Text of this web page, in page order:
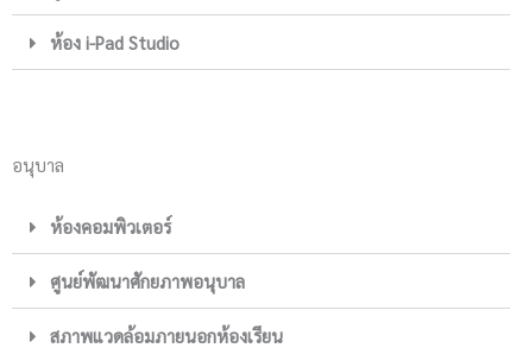
ห้อง i-Pad Studio
อนุบาล
ห้องคอมพิวเตอร์
ศูนย์พัฒนาศักยภาพอนุบาล
สภาพแวดล้อมภายนอกห้องเรียน